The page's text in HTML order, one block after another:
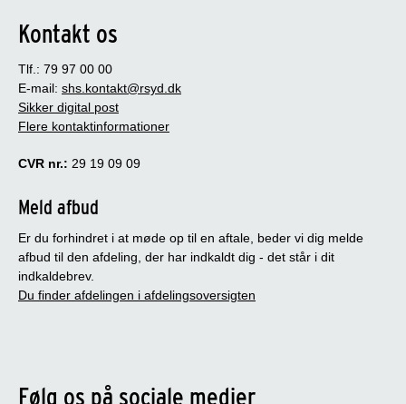
Kontakt os
Tlf.: 79 97 00 00
E-mail: shs.kontakt@rsyd.dk
Sikker digital post
Flere kontaktinformationer
CVR nr.: 29 19 09 09
Meld afbud
Er du forhindret i at møde op til en aftale, beder vi dig melde
afbud til den afdeling, der har indkaldt dig - det står i dit
indkaldebrev.
Du finder afdelingen i afdelingsoversigten
Følg os på sociale medier